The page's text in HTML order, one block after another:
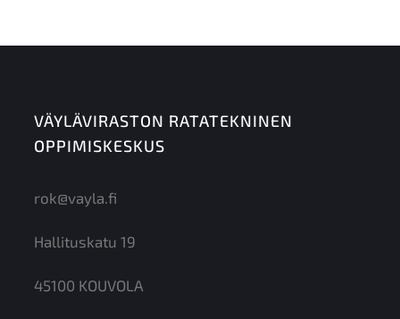
VÄYLÄVIRASTON RATATEKNINEN
OPPIMISKESKUS
rok@vayla.fi
Hallituskatu 19
45100 KOUVOLA